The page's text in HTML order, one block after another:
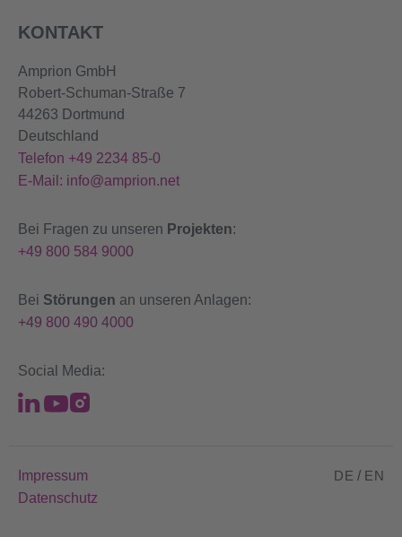
KONTAKT
Amprion GmbH
Robert-Schuman-Straße 7
44263 Dortmund
Deutschland
Telefon +49 2234 85-0
E-Mail: info@amprion.net
Bei Fragen zu unseren Projekten:
+49 800 584 9000
Bei Störungen an unseren Anlagen:
+49 800 490 4000
Social Media:
Impressum
Datenschutz
DE / EN